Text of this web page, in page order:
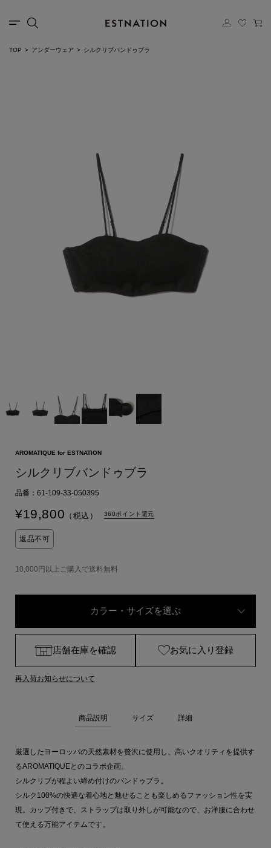
TOP アンダーウェア シルクリブバンドゥブラ
AROMATIQUE for ESTNATION
シルクリブバンドゥブラ
品番：61-109-33-050395
¥19,800 （税込） 360ポイント還元
返品不可
10,000円以上ご購入で送料無料
カラー・サイズを選ぶ
店舗在庫を確認 お気に入り登録
再入荷お知らせについて
商品説明 サイズ 詳細
厳選したヨーロッパの天然素材を贅沢に使用し、高いクオリティを提供す
るAROMATIQUEとのコラボ企画。
シルクリブが程よい締め付けのバンドゥブラ。
シルク100%の快適な着心地と魅せることも楽しめるファッション性を実
現。カップ付きで、ストラップは取り外しが可能なので、お洋服に合わせ
て使える万能アイテムです。